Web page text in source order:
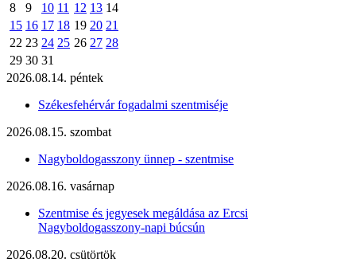
8
9 10 11 12 13 14
15 16 17 18 19 20 21
22 23 24 25 26 27 28
29 30 31
2026.08.14. péntek
Székesfehérvár fogadalmi szentmiséje
2026.08.15. szombat
Nagyboldogasszony ünnep - szentmise
2026.08.16. vasárnap
Szentmise és jegyesek megáldása az Ercsi
Nagyboldogasszony-napi búcsún
2026.08.20. csütörtök